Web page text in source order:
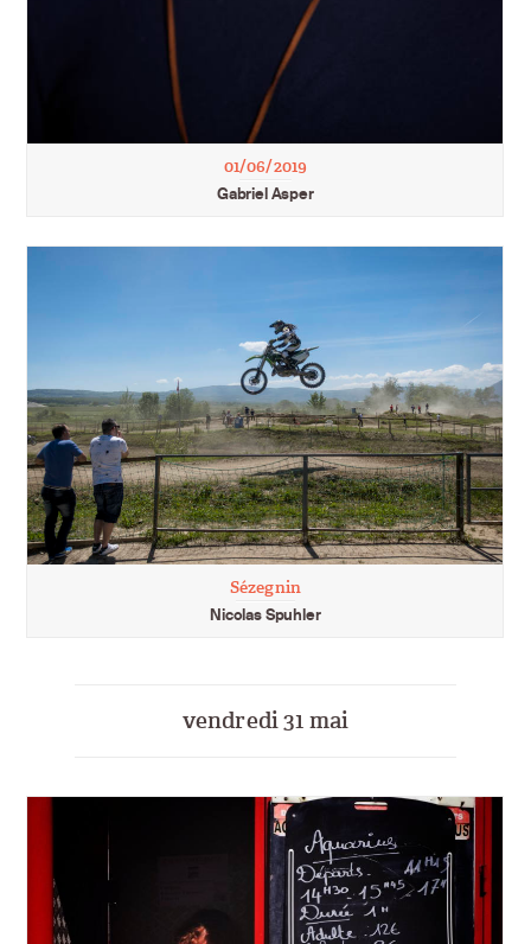
01/06/2019
Gabriel Asper
Sézegnin
Nicolas Spuhler
vendredi 31 mai